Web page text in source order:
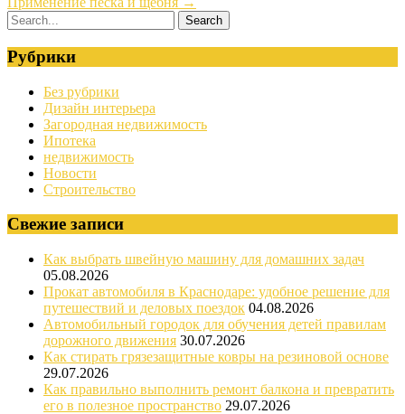
Рубрики
Без рубрики
Дизайн интерьера
Загородная недвижимость
Ипотека
недвижимость
Новости
Строительство
Свежие записи
Как выбрать швейную машину для домашних задач
05.08.2026
Прокат автомобиля в Краснодаре: удобное решение для
путешествий и деловых поездок 04.08.2026
Автомобильный городок для обучения детей правилам
дорожного движения 30.07.2026
Как стирать грязезащитные ковры на резиновой основе
29.07.2026
Как правильно выполнить ремонт балкона и превратить
его в полезное пространство 29.07.2026